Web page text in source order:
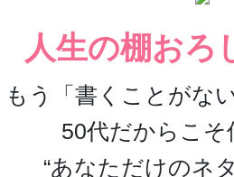
人生の棚おろ
もう「書くことがな
50代だからこそ
“あなただけのネ